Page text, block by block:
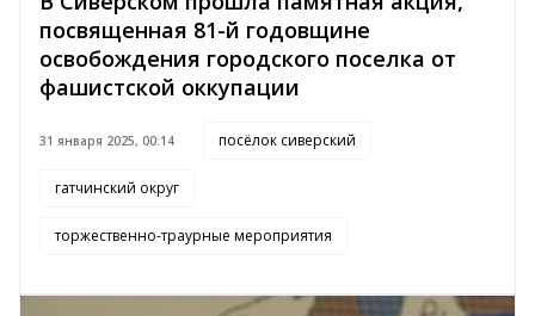
посвященная 81-й годовщине
освобождения городского поселка от
фашистской оккупации
31 января 2025, 00:14 посёлок сиверский
гатчинский округ
торжественно-траурные мероприятия